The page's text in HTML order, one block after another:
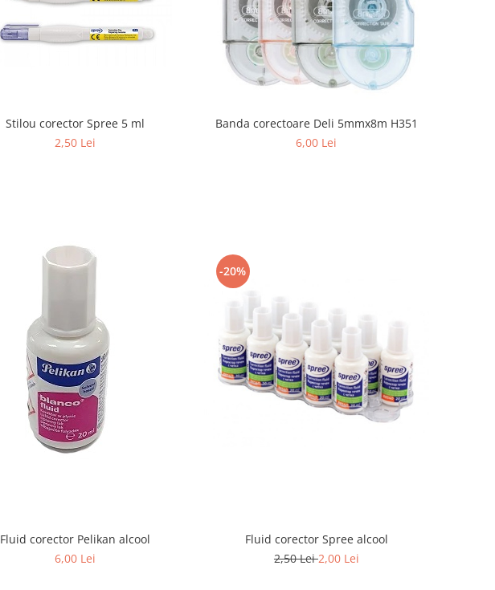
Stilou corector Spree 5 ml
2,50 Lei
Banda corectoare Deli 5mmx8m H351
6,00 Lei
Fluid corector Pelikan alcool
6,00 Lei
-20%
Fluid corector Spree alcool
2,50 Lei2,00 Lei